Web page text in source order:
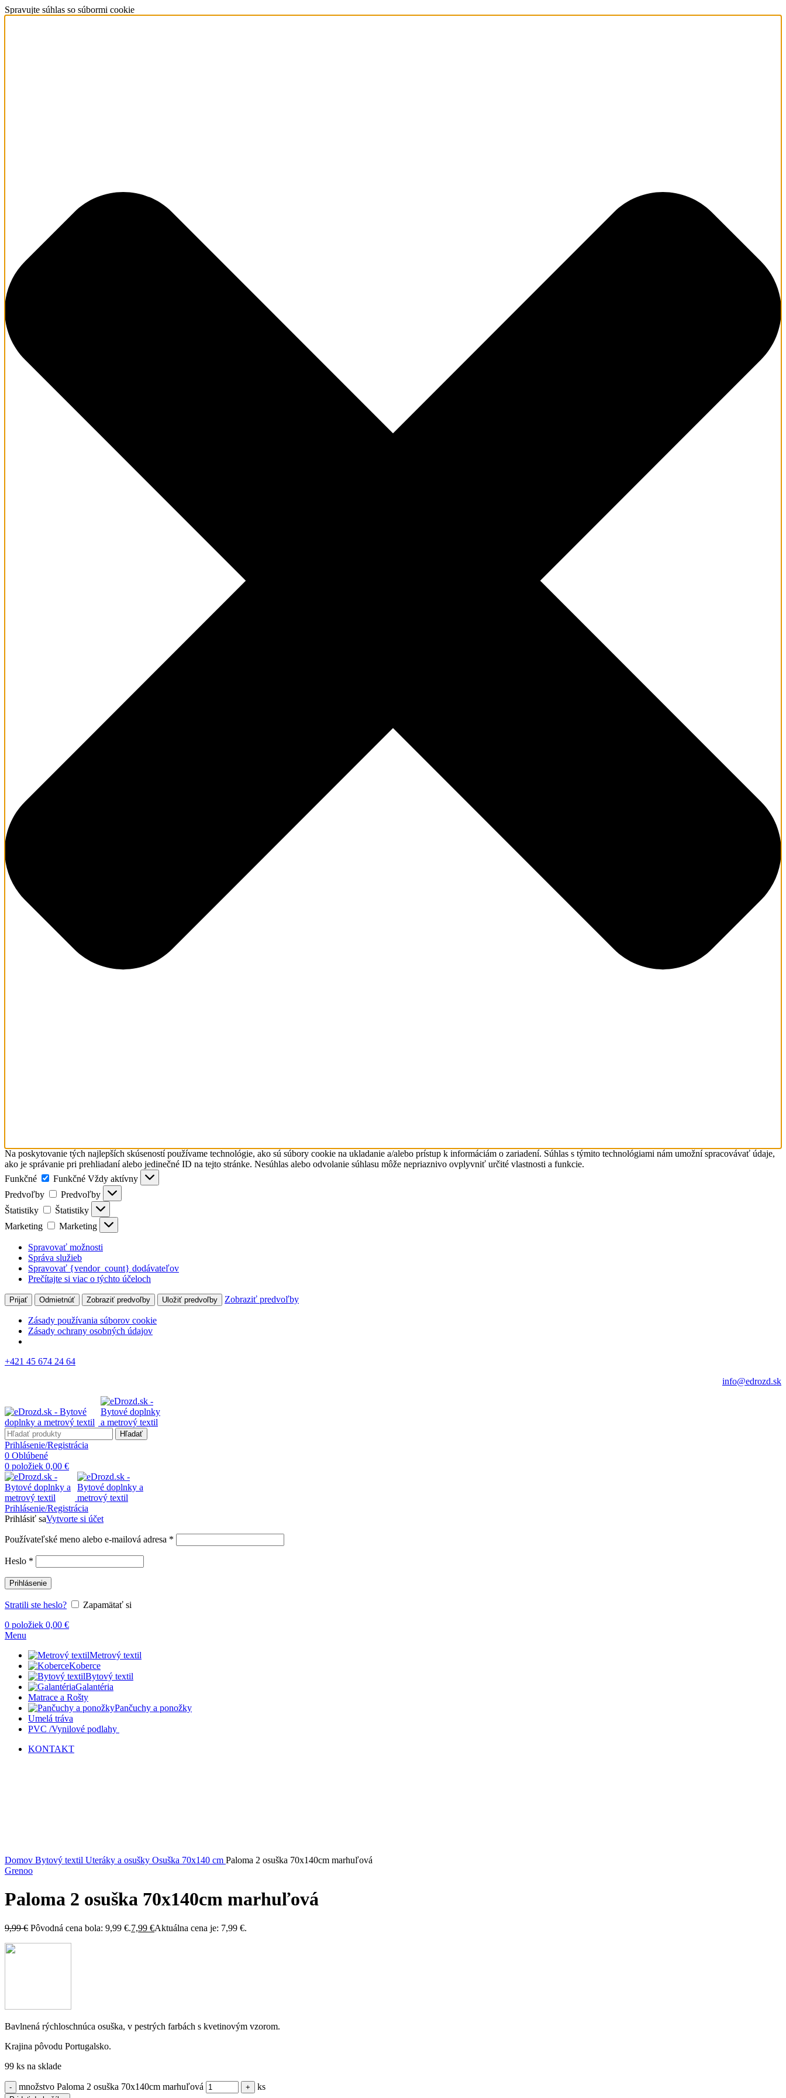
Spravujte súhlas so súbormi cookie
Na poskytovanie tých najlepších skúseností používame technológie, ako sú súbory cookie na ukladanie a/alebo prístup k informáciám o zariadení. Súhlas s týmito technológiami nám umožní spracovávať údaje,
ako je správanie pri prehliadaní alebo jedinečné ID na tejto stránke. Nesúhlas alebo odvolanie súhlasu môže nepriaznivo ovplyvniť určité vlastnosti a funkcie.
Funkčné
Funkčné Vždy aktívny
Predvoľby
Predvoľby
Štatistiky
Štatistiky
Marketing
Marketing
Spravovať možnosti
Správa služieb
Spravovať {vendor_count} dodávateľov
Prečítajte si viac o týchto účeloch
Prijať Odmietnúť Zobraziť predvoľby Uložiť predvoľby Zobraziť predvoľby
Zásady používania súborov cookie
Zásady ochrany osobných údajov
+421 45 674 24 64
info@edrozd.sk
Hľadať
Prihlásenie/Registrácia
0 Oblúbené
0 položiek 0,00 €
Prihlásenie/Registrácia
Prihlásiť saVytvorte si účet
Používateľské meno alebo e-mailová adresa *
Heslo *
Prihlásenie
Stratili ste heslo?
Zapamätať si
0 položiek 0,00 €
Menu
Metrový textil
Koberce
Bytový textil
Galantéria
Matrace a Rošty
Pančuchy a ponožky
Umelá tráva
PVC /Vynilové podlahy
KONTAKT
Domov Bytový textil Uteráky a osušky Osuška 70x140 cm Paloma 2 osuška 70x140cm marhuľová
Grenoo
Paloma 2 osuška 70x140cm marhuľová
9,99€ Pôvodná cena bola: 9,99 €.7,99 €Aktuálna cena je: 7,99 €.
Bavlnená rýchloschnúca osuška, v pestrých farbách s kvetinovým vzorom.
Krajina pôvodu Portugalsko.
99 ks na sklade
množstvo Paloma 2 osuška 70x140cm marhuľová ks